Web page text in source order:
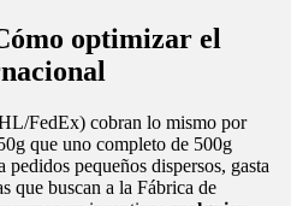
optimizar el
FedEx) cobran lo mismo por
que uno completo de 500g
pequeños dispersos, gasta
que buscan a la Fábrica de